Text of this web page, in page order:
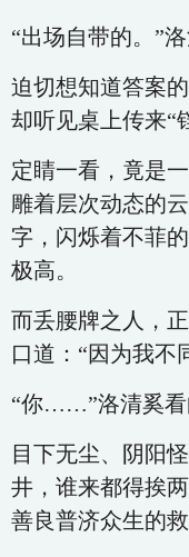
“出场自带的。”
迫切想知道答案
却听见桌上传来“
定睛一看，竟是
雕着层次动态的
字，闪烁着不菲
极高。
而丢腰牌之人，
口道：“因为我不
“你……”洛清奚看
目下无尘、阴阳
井，谁来都得挨
善良普济众生的